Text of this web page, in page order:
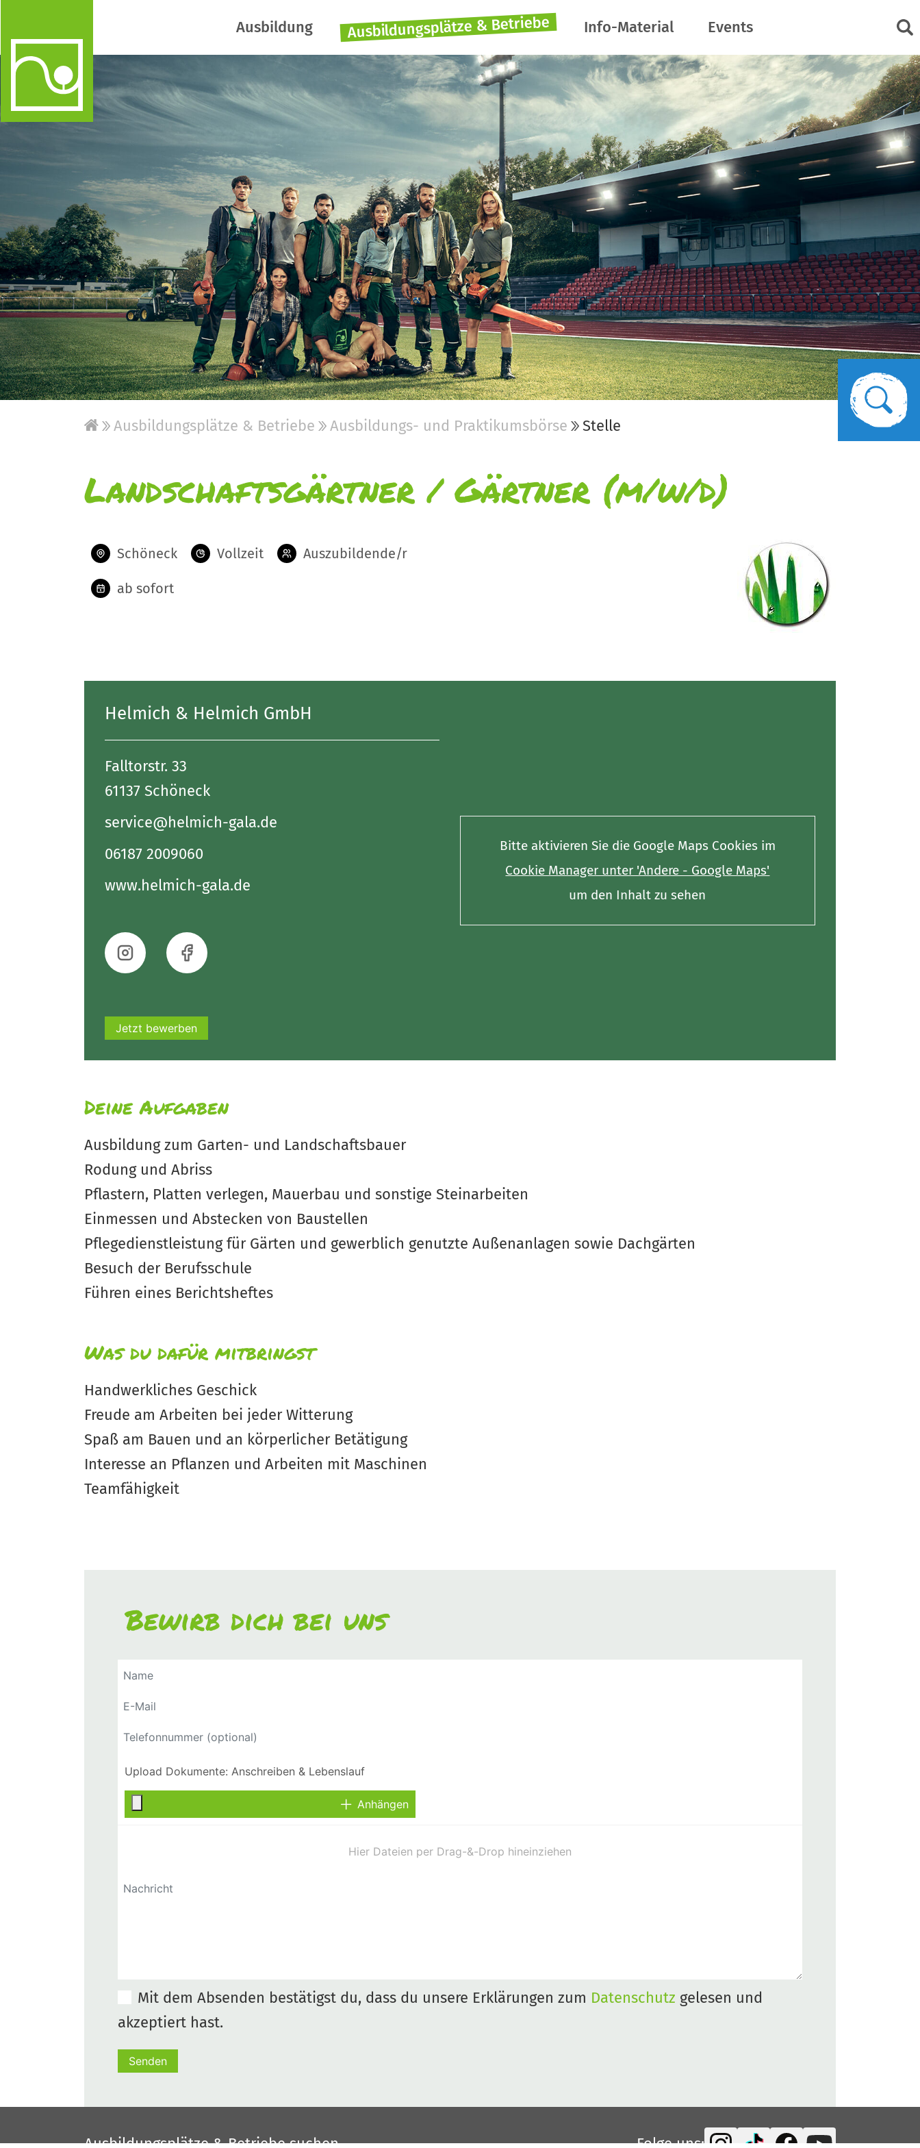
Ausbildung Ausbildungsplätze & Betriebe Info-Material Events
Ausbildungsplätze & Betriebe Ausbildungs- und Praktikumsbörse Stelle
Landschaftsgärtner / Gärtner (m/w/d)
Schöneck Vollzeit Auszubildende/r
ab sofort
Helmich & Helmich GmbH
Falltorstr. 33
61137 Schöneck
service@helmich-gala.de
06187 2009060
www.helmich-gala.de
Jetzt bewerben
Bitte aktivieren Sie die Google Maps Cookies im
Cookie Manager unter 'Andere - Google Maps'
um den Inhalt zu sehen
Deine Aufgaben
Ausbildung zum Garten- und Landschaftsbauer
Rodung und Abriss
Pflastern, Platten verlegen, Mauerbau und sonstige Steinarbeiten
Einmessen und Abstecken von Baustellen
Pflegedienstleistung für Gärten und gewerblich genutzte Außenanlagen sowie Dachgärten
Besuch der Berufsschule
Führen eines Berichtsheftes
Was du dafür mitbringst
Handwerkliches Geschick
Freude am Arbeiten bei jeder Witterung
Spaß am Bauen und an körperlicher Betätigung
Interesse an Pflanzen und Arbeiten mit Maschinen
Teamfähigkeit
Bewirb dich bei uns
Anhängen
Mit dem Absenden bestätigst du, dass du unsere Erklärungen zum Datenschutz gelesen und
akzeptiert hast.
Senden
Ausbildungsplätze & Betriebe suchen Folge uns: